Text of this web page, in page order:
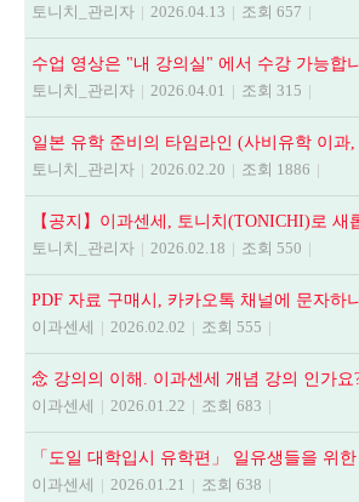
토니치_관리자 | 2026.04.13 | 조회 657 |
수업 영상은 "내 강의실" 에서 수강 가능합
토니치_관리자 | 2026.04.01 | 조회 315 |
일본 유학 준비의 타임라인 (사비유학 이과
토니치_관리자 | 2026.02.20 | 조회 1886 |
【공지】이과센세, 토니치(TONICHI)로 새
토니치_관리자 | 2026.02.18 | 조회 550 |
이과센세
| 2026.02.02 | 조회 555 |
이과센세
| 2026.01.22 | 조회 683 |
이과센세
| 2026.01.21 | 조회 638 |